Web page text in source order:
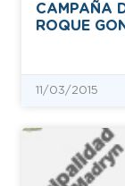
CAMPAÑA
ROQUE
11/03/2015